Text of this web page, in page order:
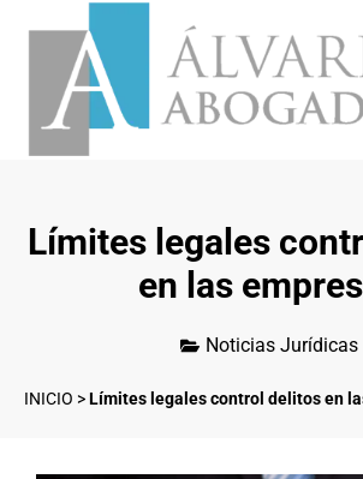
Límites legales
en las
Noticias Jurídicas
INICIO >Límites legales control delitos en